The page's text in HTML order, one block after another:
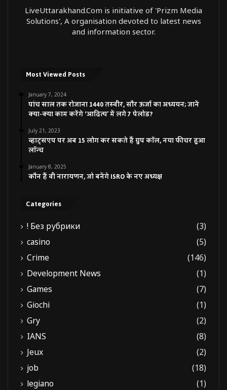
LiveUttarakhand.Com is initiative of 'Prizm Media
Solutions', A organisation devoted to latest news
and information sector.
Most Viewed Posts
January 7, 2024
पांच साल तक रोजाना 1440 तस्वीर, सौर ऊर्जा का अध्ययन; जानें
क्या-क्या काम करेंगे ‘आदित्य’ में लगे 7 पेलोड?
July 21, 2023
व्हाट्सएप पर अब 15 लोग कर सकते हैं ग्रुप कॉल, नया फीचर हुआ
लॉन्च
January 8, 2025
कौन हैं वी नारायणन, जो बनेंगे ISRO के नए अध्यक्ष
Categories
! Без рубрики
(3)
casino
(5)
Crime
(146)
Development News
(1)
Games
(7)
Giochi
(1)
Gry
(2)
IANS
(8)
Jeux
(2)
job
(18)
legiano
(1)